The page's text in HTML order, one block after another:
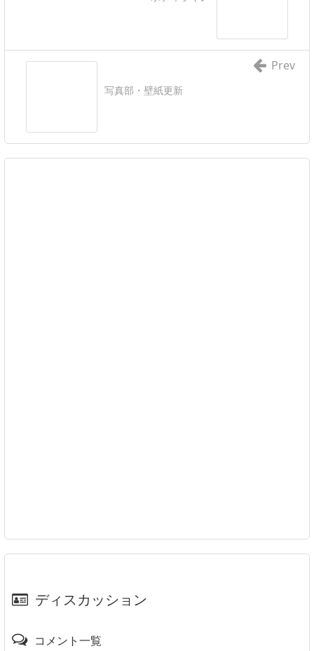
写真部・壁紙更新
Prev
ディスカッション
コメント一覧